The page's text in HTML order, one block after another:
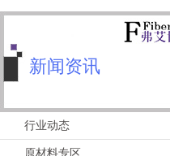
新闻资讯
行业动态
原材料专区